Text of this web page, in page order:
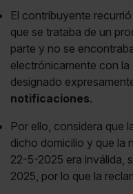
El contribuyente
que se trataba de un
parte y no se
electrónicamente con
designado
notificaciones.
Por ello, considera que
dicho domicilio y que la
22-5-2025 era inválida,
2025, por lo que la